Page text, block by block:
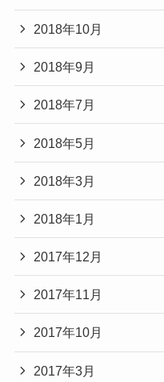
2018年10月
2018年9月
2018年7月
2018年5月
2018年3月
2018年1月
2017年12月
2017年11月
2017年10月
2017年3月